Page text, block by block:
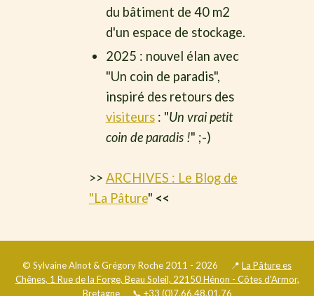
du bâtiment de 40 m2
d'un espace de stockage.
2025 : nouvel élan avec
"Un coin de paradis",
inspiré des retours des
visiteurs: "Un vrai petit
coin de paradis !" ;-)
>> ARCHIVES : Le Blog de
"La Pâture" <<
© Sylvaine Alnot & Grégory Roche 2011 - 2026 📍 La Pâture es
Chênes, 1 Rue de la Forge, Beau Soleil, 22150 Hénon - Côtes d'Armor,
Bretagne📞 +33 (0)7.66.48.01.76